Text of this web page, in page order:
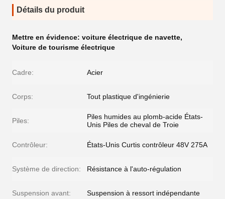
Détails du produit
Mettre en évidence: voiture électrique de navette,
Voiture de tourisme électrique
Cadre: Acier
Corps: Tout plastique d'ingénierie
Piles:
Piles humides au plomb-acide États-
Unis Piles de cheval de Troie
Contrôleur: États-Unis Curtis contrôleur 48V 275A
Système de direction: Résistance à l'auto-régulation
Suspension avant: Suspension à ressort indépendante